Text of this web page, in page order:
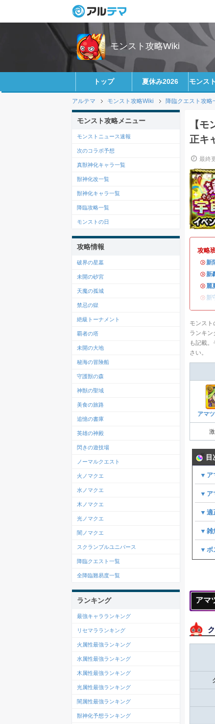
モンスト攻略Wiki
トップ 夏休み2026 モンス
アルテマ モンスト攻略Wiki 降臨クエスト攻略
【
正キ
最終
攻略
・新
・新
・ 麗
・ 新
モンスト
ランキン
も記載
さい。
アマ
目
▼ア
▼ア
▼適
▼雑
▼ボ
アマ
モンスト攻略メニュー
モンストニュース速報
次のコラボ予想
真獣神化キャラ一覧
獣神化改一覧
獣神化キャラ一覧
降臨攻略一覧
モンストの日
攻略情報
破界の星墓
未開の砂宮
天魔の孤城
禁忌の獄
絶級トーナメント
覇者の塔
未開の大地
秘海の冒険船
守護獣の森
神獣の聖域
美食の旅路
追憶の書庫
英雄の神殿
閃きの遊技場
ノーマルクエスト
火ノマクエ
水ノマクエ
木ノマクエ
光ノマクエ
闇ノマクエ
スクランブルユニバース
降臨クエスト一覧
全降臨難易度一覧
ランキング
最強キャラランキング
リセマラランキング
火属性最強ランキング
水属性最強ランキング
木属性最強ランキング
光属性最強ランキング
闇属性最強ランキング
獣神化予想ランキング